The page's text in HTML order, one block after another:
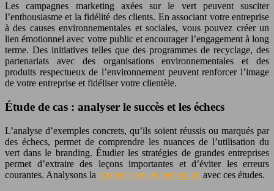
Les campagnes marketing axées sur le vert peuvent susciter
l’enthousiasme et la fidélité des clients. En associant votre entreprise
à des causes environnementales et sociales, vous pouvez créer un
lien émotionnel avec votre public et encourager l’engagement à long
terme. Des initiatives telles que des programmes de recyclage, des
partenariats avec des organisations environnementales et des
produits respectueux de l’environnement peuvent renforcer l’image
de votre entreprise et fidéliser votre clientèle.
Étude de cas : analyser le succès et les échecs
L’analyse d’exemples concrets, qu’ils soient réussis ou marqués par
des échecs, permet de comprendre les nuances de l’utilisation du
vert dans le branding. Étudier les stratégies de grandes entreprises
permet d’extraire des leçons importantes et d’éviter les erreurs
courantes. Analysons la couleur verte et perception avec ces études.